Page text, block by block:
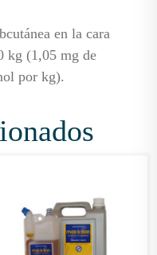
en la cara
kg (1,05 mg de
por kg).